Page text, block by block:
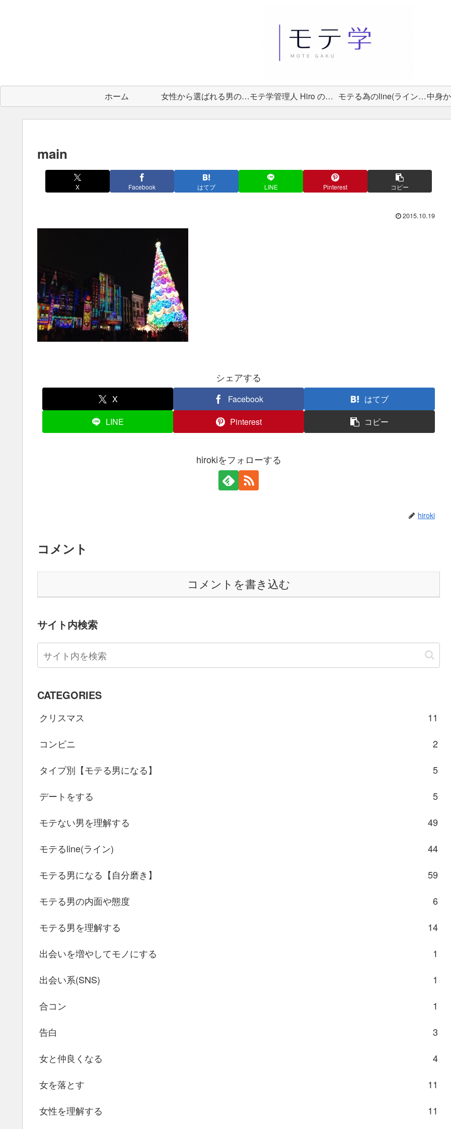
ホーム 女性から選ばれる男の教科書 モテ学管理人 Hiro のプロフィール モテる為のline(ライン)術
main
X Facebook はてブ LINE Pinterest コピー
2015.10.19
シェアする
X Facebook
はてブ
LINE
Pinterest コピー
hirokiをフォローする
hiroki
コメント
コメントを書き込む
サイト内検索
CATEGORIES
クリスマス
11
コンビニ
2
タイプ別【モテる男になる】
5
デートをする
5
モテない男を理解する
49
モテるline(ライン)
44
モテる男になる【自分磨き】
59
モテる男の内面や態度
6
モテる男を理解する
14
出会いを増やしてモノにする
1
出会い系(SNS)
1
合コン
1
告白
3
女と仲良くなる
4
女を落とす
11
女性を理解する
11